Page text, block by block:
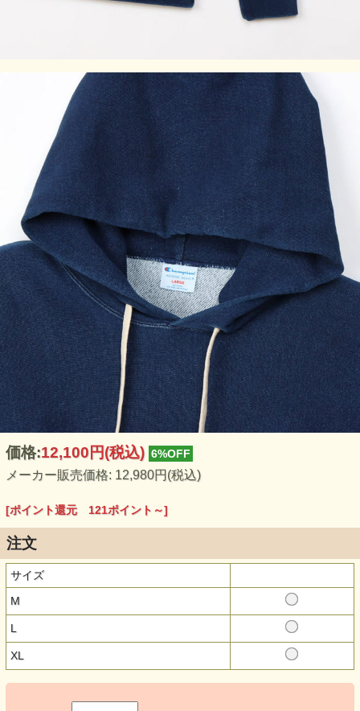
価格:12,100円(税込) 6%OFF
メーカー販売価格: 12,980円(税込)
[ポイント還元 121ポイント～]
注文
サイズ
M
L
XL